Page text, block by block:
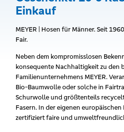
Einkauf
MEYER | Hosen für Männer. Seit
Fair.
Neben dem kompromisslosen
konsequente Nachhaltigkeit zu den
Familienunternehmens MEYER.
Bio-Baumwolle oder solche in
Schurwolle und größtenteils
Fasern. In der eigenen
zertifiziert faire und